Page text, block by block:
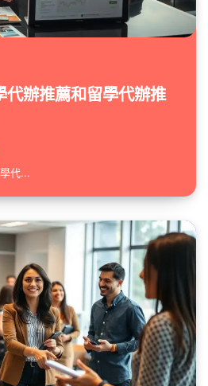
代辦推薦和留學代辦推
代...